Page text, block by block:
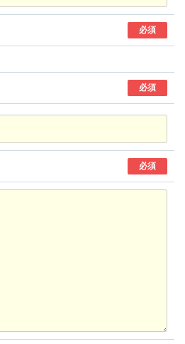
必須
必須
必須